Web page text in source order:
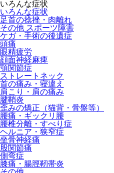
いろんな症状
いろんな症状
足首の捻挫・肉離れ
その他 スポーツ障害
ケガ・手術の後遺症
頭痛
眼精疲労
顔面神経麻痺
顎関節症
ストレートネック
首の痛み・寝違え
肩こり・肩の痛み
腱鞘炎
歪みの矯正（猫背・骨盤等）
腰痛・ギックリ腰
腰椎分離・すべり症
ヘルニア・狭窄症
坐骨神経痛
股関節痛
側弯症
膝痛・腸脛靭帯炎